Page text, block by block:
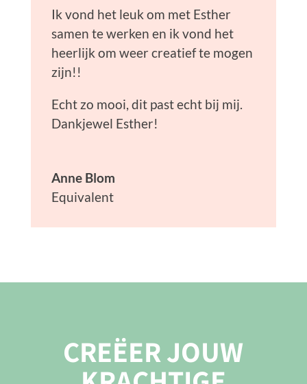
Ik vond het leuk om met Esther
samen te werken en ik vond het
heerlijk om weer creatieftemogen
zijn!!
Echt zo mooi, dit past echt bij mij.
Dankjewel Esther!
Anne Blom
Equivalent
CREËER JOUW